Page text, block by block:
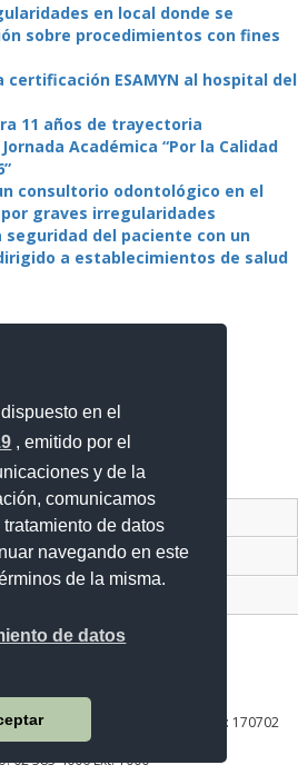
en el
, emitido por el
y de la
comunicamos
de datos
navegando en este
de la misma.
de datos
en local donde se
sobre procedimientos con fines
certificación ESAMYN al hospital del
11 años de trayectoria
Académica “Por la Calidad
consultorio odontológico en el
graves irregularidades
seguridad del paciente con un
a establecimientos de salud
Ciudadano Digital
Ciudadanos
de Información (SNI)
Amaru Ňan y Quitumbe Ñan
Desarrollo Social | Código Postal: 170702
- Ecuador
02 383 4006 Ext. 1000